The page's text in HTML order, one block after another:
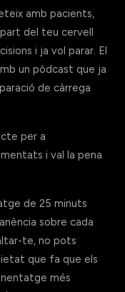
amb pacients,
del teu cervell
i ja vol parar. El
un pòdcast que ja
de càrrega
per a
i val la pena
de 25 minuts
sobre cada
te, no pots
que fa que els
més